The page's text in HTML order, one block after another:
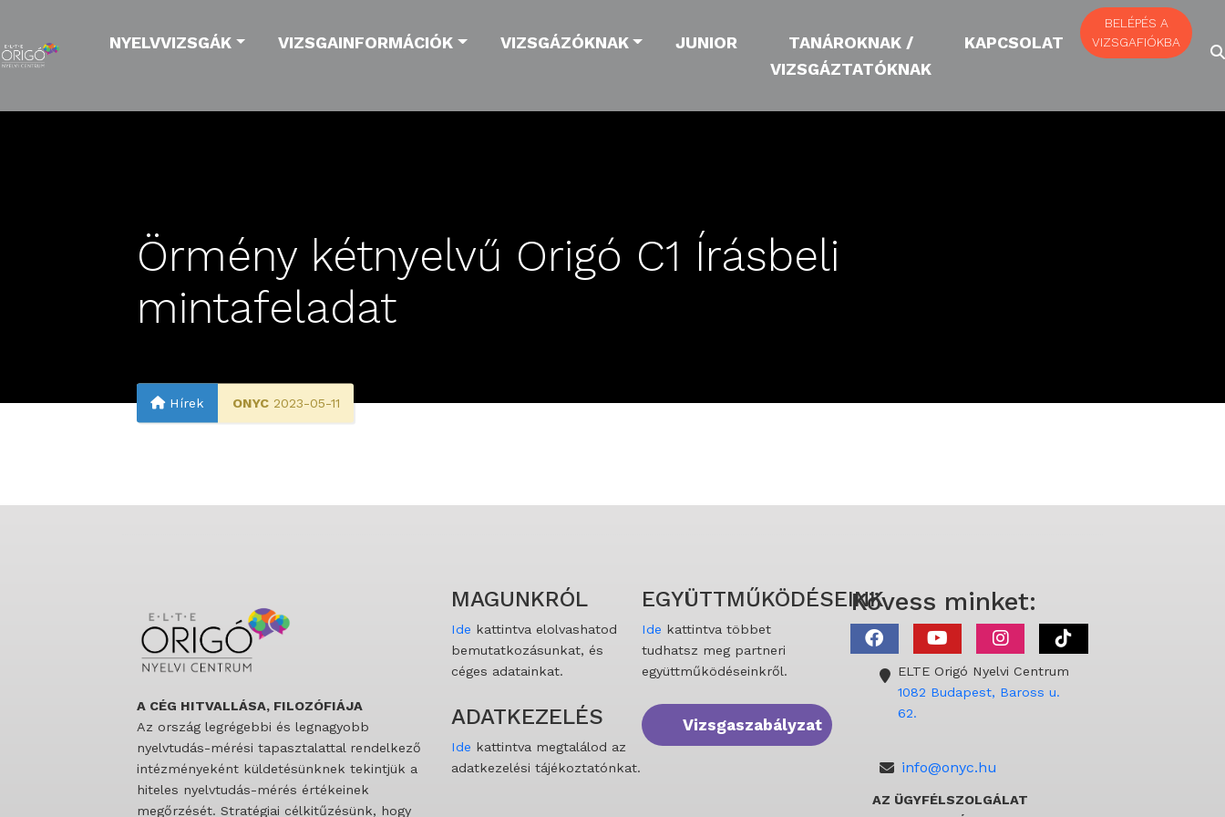
NYELVVIZSGÁK VIZSGAINFORMÁCIÓK VIZSGÁZÓKNAK JUNIOR
TANÁROKNAK /
VIZSGÁZTATÓKNAK
KAPCSOLAT
BELÉPÉS A
VIZSGAFIÓKBA
Örmény kétnyelvű Origó C1 Írásbeli
mintafeladat
Hírek ONYC 2023-05-11
A CÉG HITVALLÁSA, FILOZÓFIÁJA
Az ország legrégebbi és legnagyobb
nyelvtudás-mérési tapasztalattal rendelkező
intézményeként küldetésünknek tekintjük a
hiteles nyelvtudás-mérés értékeinek
megőrzését. Stratégiai célkitűzésünk, hogy
MAGUNKRÓL
Ide kattintva elolvashatod
bemutatkozásunkat, és
céges adatainkat.
ADATKEZELÉS
Ide kattintva megtalálod az
adatkezelési tájékoztatónkat.
EGYÜTTMŰKÖDÉSEINK
Ide kattintva többet
tudhatsz meg partneri
együttműködéseinkről.
Vizsgaszabályzat
Kövess minket:
ELTE Origó Nyelvi Centrum
1082 Budapest, Baross u.
62.
info@onyc.hu
AZ ÜGYFÉLSZOLGÁLAT